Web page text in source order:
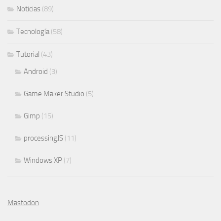
Noticias (89)
Tecnología(58)
Tutorial (43)
Android (3)
Game Maker Studio (5)
Gimp (15)
processingJS (11)
Windows XP (7)
Mastodon